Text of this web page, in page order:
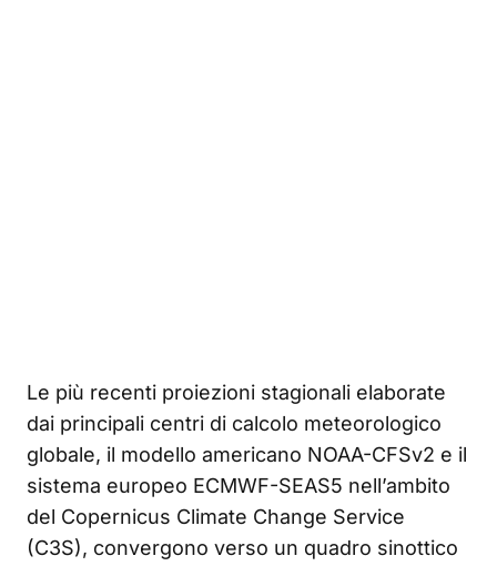
Le più recenti proiezioni stagionali elaborate
dai principali centri di calcolo meteorologico
globale, il modello americano NOAA-CFSv2 e il
sistema europeo ECMWF-SEAS5 nell’ambito
del Copernicus Climate Change Service
(C3S), convergono verso un quadro sinottico